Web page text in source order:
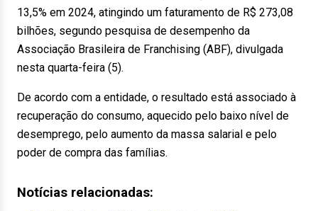
13,5% em 2024, atingindo um faturamento de R$ 273,08
bilhões, segundo pesquisa de desempenho da
Associação Brasileira de Franchising (ABF), divulgada
nesta quarta-feira (5).
De acordo com a entidade, o resultado está associado à
recuperação do consumo, aquecido pelo baixo nível de
desemprego, pelo aumento da massa salarial e pelo
poder de compra das famílias.
Notícias relacionadas: